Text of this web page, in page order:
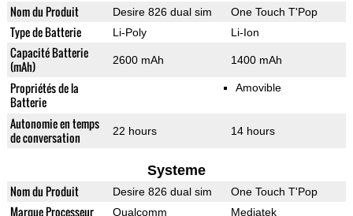
Nom du Produit Desire 826 dual sim One Touch T'Pop
Type de Batterie Li-Poly Li-Ion
Capacité Batterie
(mAh)
2600 mAh 1400 mAh
Propriétés de la
Batterie
Amovible
Autonomie en temps
de conversation
22 hours 14 hours
Systeme
Nom du Produit Desire 826 dual sim One Touch T'Pop
Marque Processeur Qualcomm Mediatek